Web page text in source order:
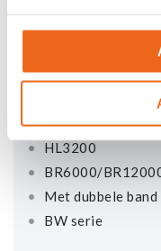
SR1200
HL3200
BR6000/
Met dubbele band
BW serie